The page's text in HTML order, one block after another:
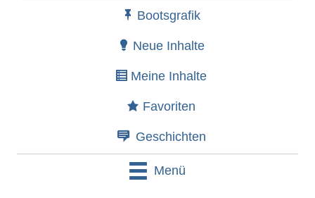
Wenn die Ergebnisse der automatischen
Bootsgrafik
Neue Inhalte
Meine Inhalte
Favoriten
Geschichten
Menü